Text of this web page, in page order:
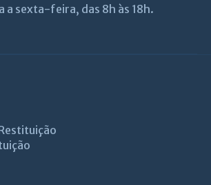
a sexta-feira, das 8h às 18h.